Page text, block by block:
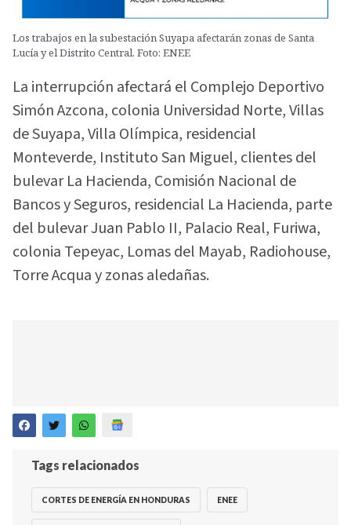
Los trabajos en la subestación Suyapa afectarán zonas de Santa
Lucía y el Distrito Central. Foto: ENEE
La interrupción afectará el Complejo Deportivo
Simón Azcona, colonia Universidad Norte, Villas
de Suyapa, Villa Olímpica, residencial
Monteverde, Instituto San Miguel, clientes del
bulevar La Hacienda, Comisión Nacional de
Bancos y Seguros, residencial La Hacienda, parte
del bulevar Juan Pablo II, Palacio Real, Furiwa,
colonia Tepeyac, Lomas del Mayab, Radiohouse,
Torre Acqua y zonas aledañas.
Tags relacionados
CORTES DE ENERGÍA EN HONDURAS ENEE